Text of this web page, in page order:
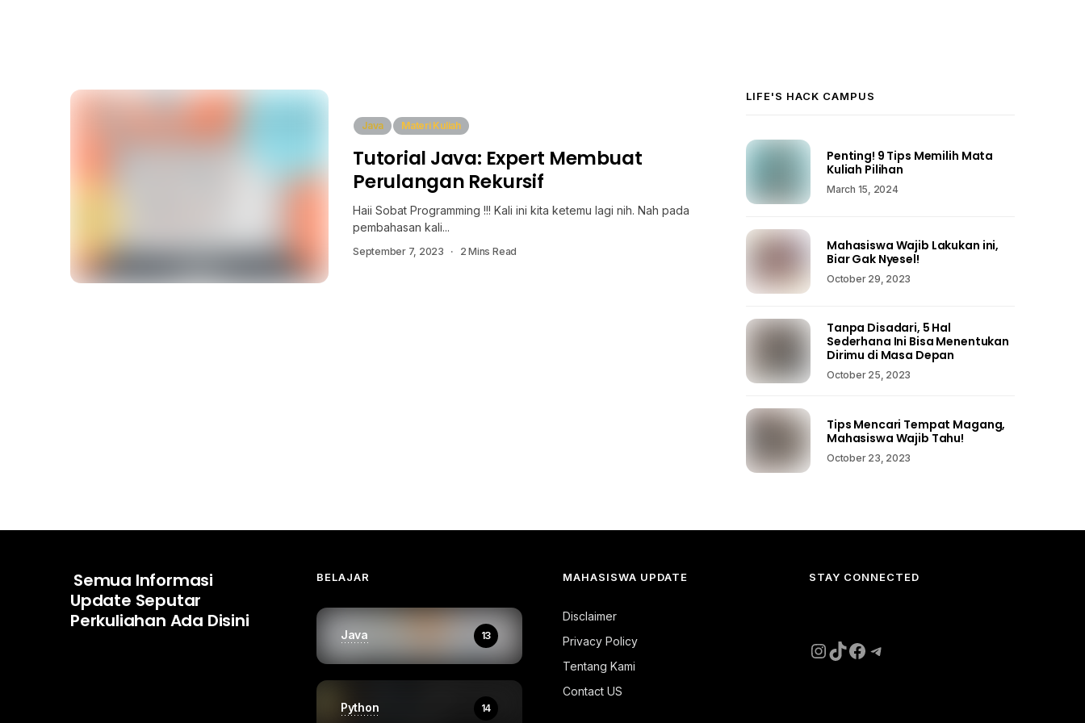
Java Materi Kuliah
Tutorial Java: Expert Membuat
Perulangan Rekursif
Haii Sobat Programming !!! Kali ini kita ketemu lagi nih. Nah pada
pembahasan kali...
September 7, 2023 2 Mins Read
LIFE'S HACK CAMPUS
Penting! 9 Tips Memilih Mata
Kuliah Pilihan
March 15, 2024
Mahasiswa Wajib Lakukan ini,
Biar Gak Nyesel!
October 29, 2023
Tanpa Disadari, 5 Hal
Sederhana Ini Bisa Menentukan
Dirimu di Masa Depan
October 25, 2023
Tips Mencari Tempat Magang,
Mahasiswa Wajib Tahu!
October 23, 2023
Semua Informasi
Update Seputar
Perkuliahan Ada Disini
BELAJAR
Java 13
Python 14
MAHASISWA UPDATE
Disclaimer
Privacy Policy
Tentang Kami
Contact US
STAY CONNECTED
Instagram
TikTok
Facebook
Telegram